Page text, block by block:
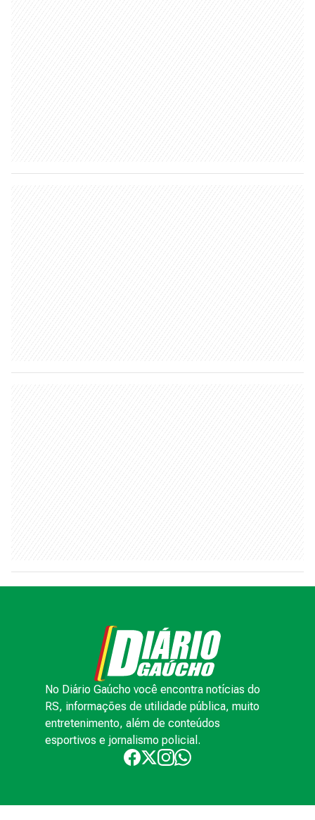
No Diário Gaúcho você encontra notícias do
RS, informações de utilidade pública, muito
entretenimento, além de conteúdos
esportivos e jornalismo policial.